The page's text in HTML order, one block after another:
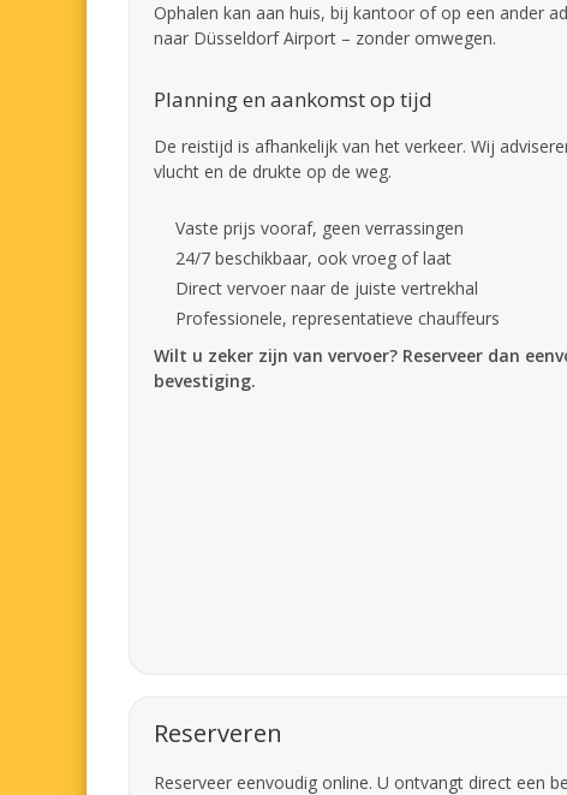
Ophalen kan aan huis, bij kantoor of op een ander
naar Düsseldorf Airport – zonder omwegen.
Planning en aankomst op tijd
De reistijd is afhankelijk van het verkeer. Wij
vlucht en de drukte op de weg.
Vaste prijs vooraf, geen verrassingen
24/7 beschikbaar, ook vroeg of laat
Direct vervoer naar de juiste vertrekhal
Professionele, representatieve chauffeurs
Wilt u zeker zijn van vervoer? Reserveer dan
bevestiging.
Reserveren
Reserveer eenvoudig online. U ontvangt direct een